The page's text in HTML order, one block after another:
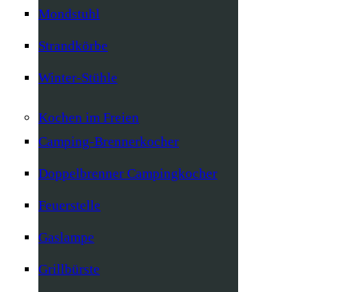
Mondstuhl
Strandkörbe
Winter-Stühle
Kochen im Freien
Camping-Brennerkocher
Doppelbrenner Campingkocher
Feuerstelle
Gaslampe
Grillbürste